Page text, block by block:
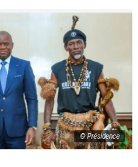
© Présidence